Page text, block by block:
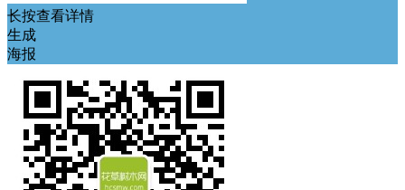
长按查看详情
生成
海报